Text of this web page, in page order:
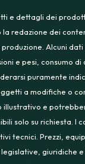
e dettagli dei
redazione dei
Alcuni dati
e pesi, consumo
puramente
a modifiche o
illustrativo e
solo su richiesta. I
tecnici. Prezzi,
giuridiche